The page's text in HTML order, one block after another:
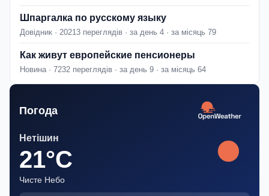
Шпаргалка по русскому языку
Довідник · 20213 переглядів · за день 4 · за місяць 79
Как живут европейские пенсионеры
Новина · 7232 переглядів · за день 9 · за місяць 64
Погода
Нетішин
21°C
Чисте Небо